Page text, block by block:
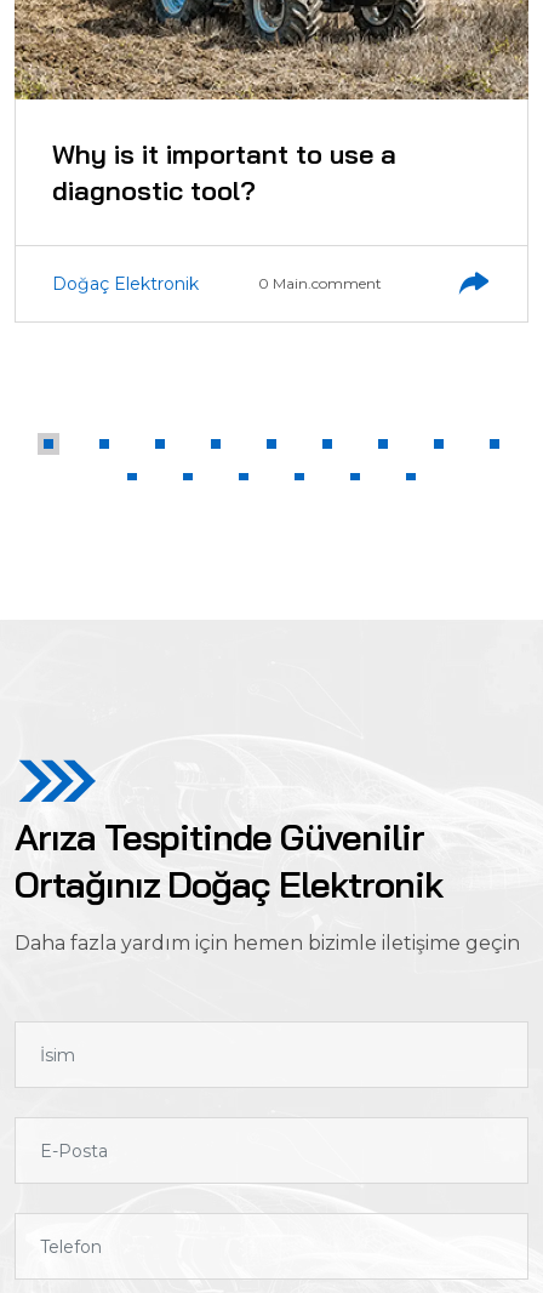
Why is it important to use a
diagnostic tool?
Doğaç Elektronik 0 Main.comment
Arıza Tespitinde Güvenilir
Ortağınız Doğaç Elektronik
Daha fazla yardım için hemen bizimle iletişime geçin